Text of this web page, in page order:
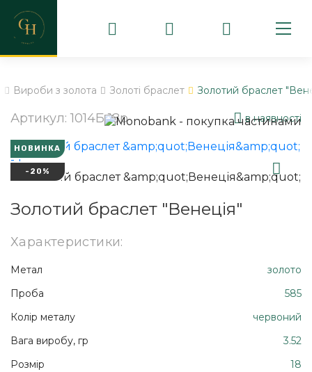
Вироби з золота Золоті браслет Золотий браслет
Золотий браслет "Венеція"
НОВИНКА
-20%
Артикул: 1014Б 18р в наявності
Характеристики:
Метал
золото
Проба
585
Колір металу
червоний
Вага виробу, гр
3.52
Розмір
18